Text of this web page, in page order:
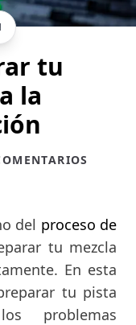
tu
la
del proceso de
tu mezcla
En esta
tu pista
problemas